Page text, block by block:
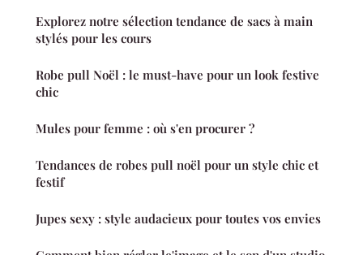
Explorez notre sélection tendance de sacs à main
stylés pour les cours
Robe pull Noël : le must-have pour un look festive
chic
Mules pour femme : où s'en procurer ?
Tendances de robes pull noël pour un style chic et
festif
Jupes sexy : style audacieux pour toutes vos envies